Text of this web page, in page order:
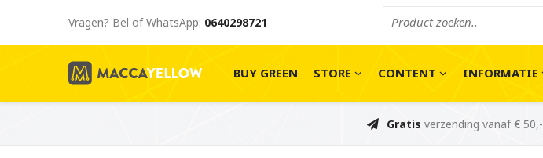
Vragen? Bel of WhatsApp: 0640298721
BUY GREEN STORE CONTENT INFORMATIE
Gratis verzending vanaf € 50,-